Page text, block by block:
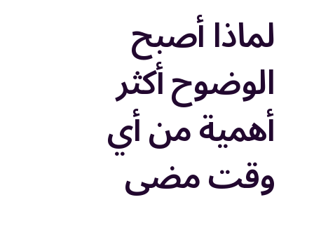
لماذا أصبح
الوضوح أكثر
أهمية من أي
وقت مضى